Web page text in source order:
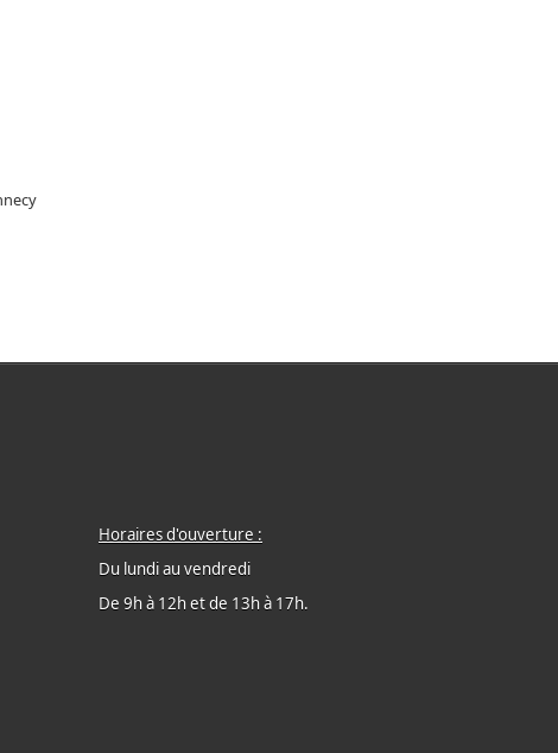
Horaires d'ouverture :
Du lundi au vendredi
De 9h à 12h et de 13h à 17h.